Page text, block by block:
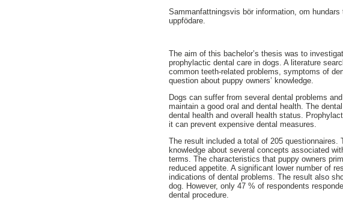
Sammanfattningsvis bör information, om
uppfödare.
The aim of this bachelor’s thesis was to
prophylactic dental care in dogs. A literature
common teeth-related problems, symptoms of
question about puppy owners’ knowledge.
Dogs can suffer from several dental problems
maintain a good oral and dental health. The
dental health and overall health status.
it can prevent expensive dental measures.
The result included a total of 205
knowledge about several concepts associated
terms. The characteristics that puppy owners
reduced appetite. A significant lower number of
indications of dental problems. The result also
dog. However, only 47 % of respondents
dental procedure.